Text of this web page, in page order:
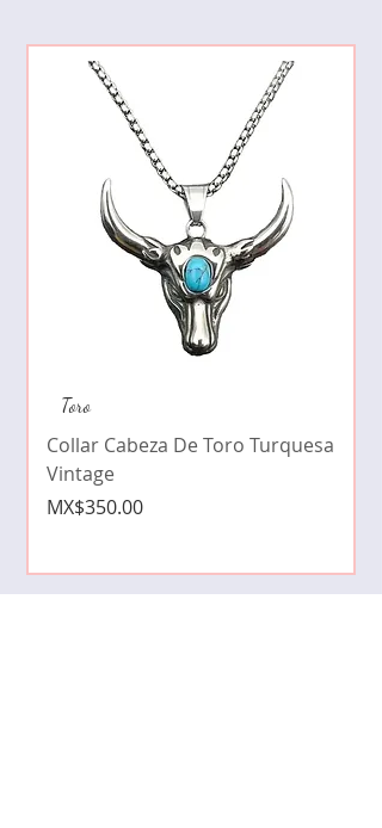
Toro
Collar Cabeza De Toro Turquesa
Vintage
Price
MX$350.00